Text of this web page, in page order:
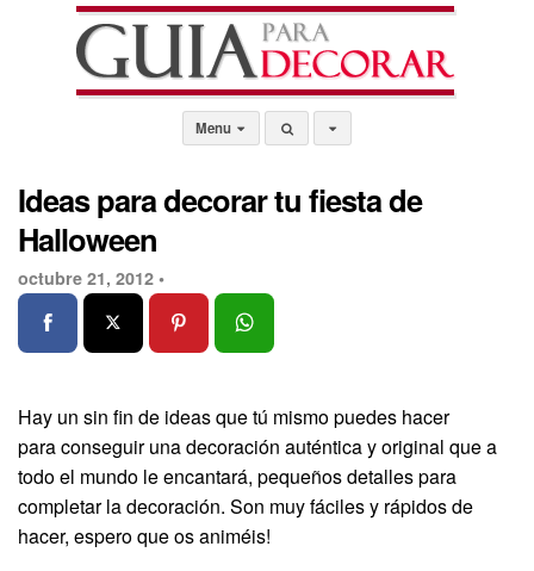
Menu
Ideas para decorar tu fiesta de
Halloween
octubre 21, 2012 •
Hay un sin fin de ideas que tú mismo puedes hacer
para conseguir una decoración auténtica y original que a
todo el mundo le encantará, pequeños detalles para
completar la decoración. Son muy fáciles y rápidos de
hacer, espero que os animéis!